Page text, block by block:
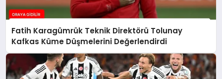
Fatih Karagümrük Teknik Direktörü Tolunay
Kafkas Küme Düşmelerini Değerlendirdi